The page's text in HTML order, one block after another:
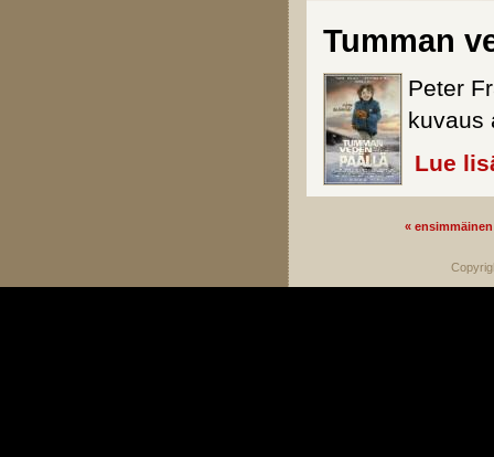
Tumman
Peter
kuvaus
Lue
« ensimmäinen